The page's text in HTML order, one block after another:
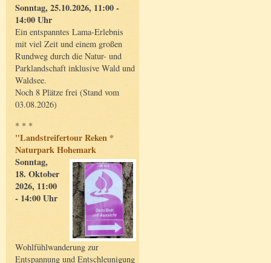
Sonntag, 25.10.2026, 11:00 -
14:00 Uhr
Ein entspanntes Lama-Erlebnis
mit viel Zeit und einem großen
Rundweg durch die Natur- und
Parklandschaft inklusive Wald und
Waldsee.
Noch 8 Plätze frei (Stand vom
03.08.2026)
* * *
"Landstreifertour Reken *
Naturpark Hohemark
Sonntag,
18. Oktober
2026, 11:00
- 14:00 Uhr
Wohlfühlwanderung zur
Entspannung und Entschleunigung